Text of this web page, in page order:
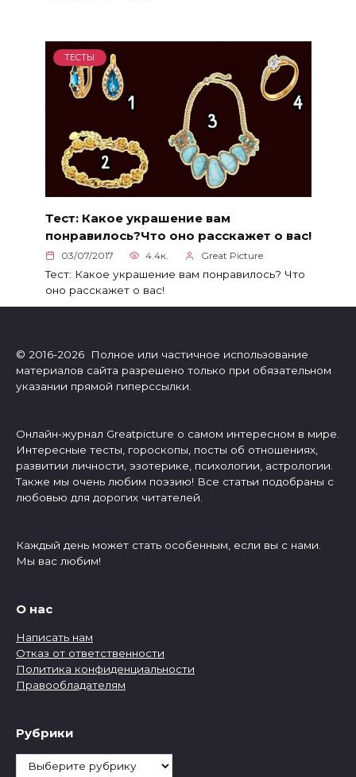
ТЕСТЫ
Тест: Какое украшение вам
понравилось?Что оно расскажет о вас!
03/07/2017 4.4к. Great Picture
Тест: Какое украшение вам понравилось? Что
оно расскажет о вас!
© 2016-2026 Полное или частичное использование
материалов сайта разрешено только при обязательном
указании прямой гиперссылки.
Онлайн-журнал Greatpicture о самом интересном в мире.
Интересные тесты, гороскопы, посты об отношениях,
развитии личности, эзотерике, психологии, астрологии.
Также мы очень любим поэзию! Все статьи подобраны с
любовью для дорогих читателей.
Каждый день может стать особенным, если вы с нами.
Мы вас любим!
О нас
Написать нам
Отказ от ответственности
Политика конфиденциальности
Правообладателям
Рубрики
Рубрики